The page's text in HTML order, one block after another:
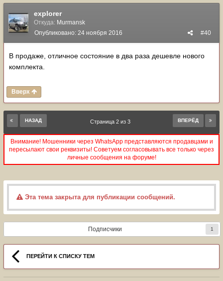
explorer
Откуда: Murmansk
#40
Опубликовано: 24 ноября 2016
В продаже, отличное состояние в два раза дешевле нового
комплекта.
Вверх
НАЗАД ВПЕРЁД
Страница 2 из 3
Внимание! Мошенники через WhatsApp представляются продавцами и
пересылают свои реквизиты! Советуем согласовывать все только через
личные сообщения на форуме!
Эта тема закрыта для публикации сообщений.
Подписчики 1
ПЕРЕЙТИ К СПИСКУ ТЕМ